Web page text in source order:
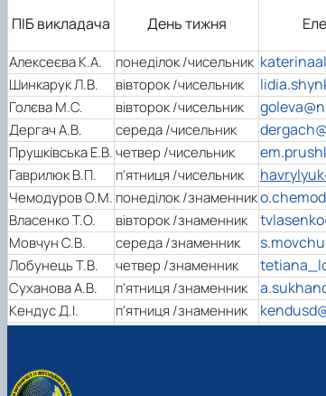
ПІБ викладача День тижня
Алексеєва К.А. понеділок /чисельник
Шинкарук Л.В. вівторок /чисельник
Голєва М.С. вівторок /чисельник
Дергач А.В. середа /чисельник
Прушківська Е.В.четвер /чисельник
Гаврилюк В.П. п'ятниця /чисельник
Чемодуров О.М. понеділок /знаменник
Власенко Т.О. вівторок /знаменник
Мовчун С.В. середа /знаменник
Лобунець Т.В. четвер /знаменник
Суханова А.В. п'ятниця /знаменник
Кендус Д.І. п'ятниця /знаменник